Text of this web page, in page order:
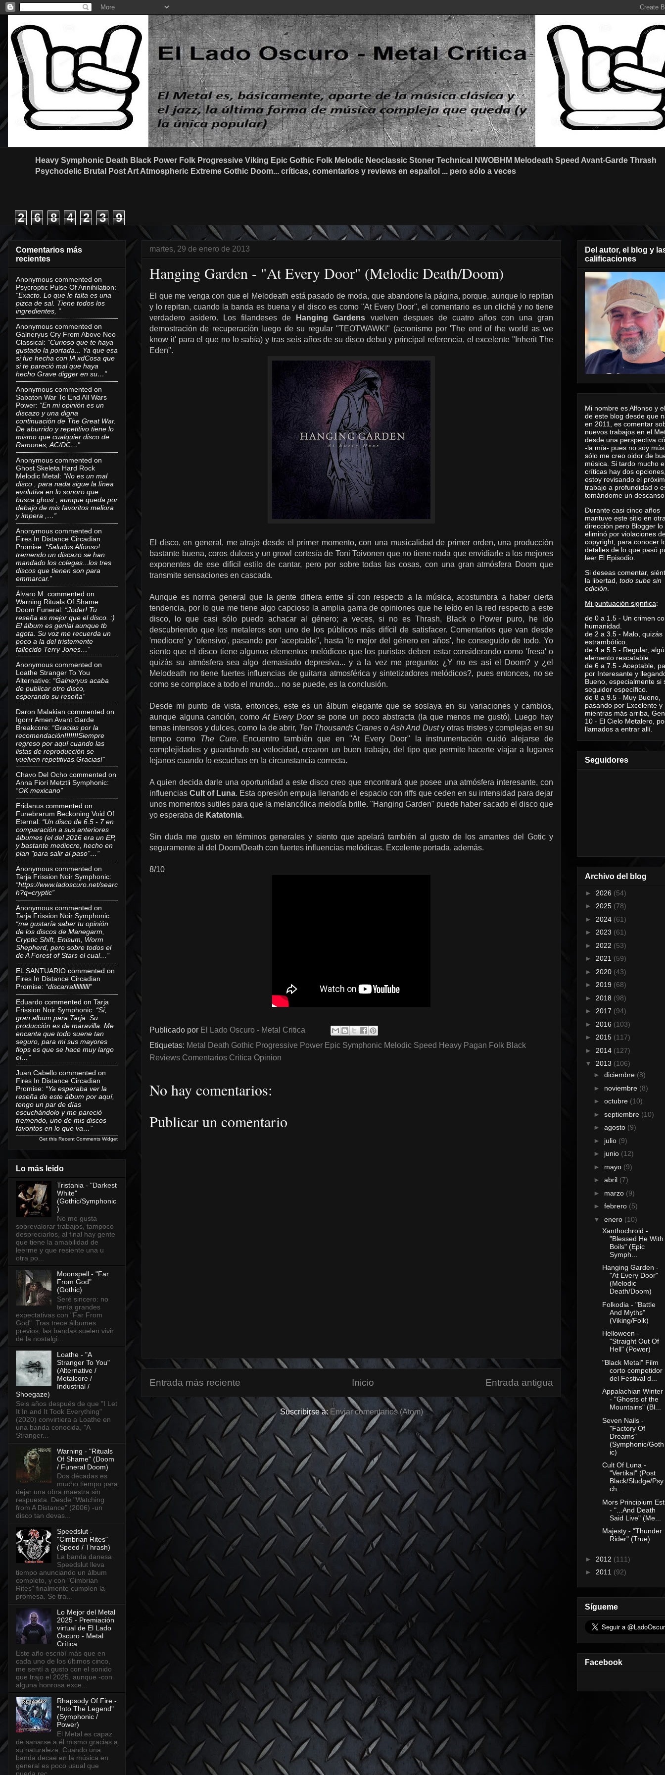
Heavy Symphonic Death Black Power Folk Progressive Viking Epic Gothic Folk Melodic Neoclassic Stoner Technical NWOBHM Melodeath Speed Avant-Garde Thrash
Psychodelic Brutal Post Art Atmospheric Extreme Gothic Doom... críticas, comentarios y reviews en español ... pero sólo a veces
2 6 8 4 2 3 9
martes, 29 de enero de 2013
Hanging Garden - "At Every Door" (Melodic Death/Doom)
El que me venga con que el Melodeath está pasado de moda, que abandone la página, porque, aunque lo repitan
y lo repitan, cuando la banda es buena y el disco es como "At Every Door", el comentario es un cliché y no tiene
verdadero asidero. Los filandeses de
Hanging Gardens vuelven despues de cuatro años con una gran
demostración de recuperación luego de su regular "TEOTWAWKI" (acronismo por 'The end of the world as we
know it' para el que no lo sabía) y tras seis años de su disco debut y principal referencia, el excelente "Inherit The
Eden".
El disco, en general, me atrajo desde el primer momento, con una musicalidad de primer orden, una producción
bastante buena, coros dulces y un growl cortesía de Toni Toivonen que no tiene nada que envidiarle a los mejores
exponentes de ese difícil estilo de cantar, pero por sobre todas las cosas, con una gran atmósfera Doom que
transmite sensaciones en cascada.
Aunque es norma general que la gente difiera entre sí con respecto a la música, acostumbra a haber cierta
tendencia, por lo que me tiene algo capcioso la amplia gama de opiniones que he leído en la red respecto a este
disco, lo que casi sólo puedo achacar al género; a veces, si no es Thrash, Black o Power puro, he ido
descubriendo que los metaleros son uno de los públicos más difícil de satisfacer. Comentarios que van desde
'mediocre' y 'ofensivo', pasando por 'aceptable", hasta 'lo mejor del género en años', he conseguido de todo. Yo
siento que el disco tiene algunos elementos melódicos que los puristas deben estar considerando como 'fresa' o
quizás su atmósfera sea algo demasiado depresiva... y a la vez me pregunto: ¿Y no es así el Doom? y ¿el
Melodeath no tiene fuertes influencias de guitarra atmosférica y sintetizadores melódicos?, pues entonces, no se
como se complace a todo el mundo... no se puede, es la conclusión.
Desde mi punto de vista, entonces, este es un álbum elegante que se soslaya en su variaciones y cambios,
aunque alguna canción, comoAt Every Doorse pone un poco abstracta (la que menos me gustó). Luego hay
temas intensos y dulces, como la de abrir, Ten Thousands Cranes oAsh And Dusty otras tristes y complejas en su
tempo como The Cure. Encuentro también que en "At Every Door" la instrumentación cuidó alejarse de
complejidades y guardando su velocidad, crearon un buen trabajo, del tipo que permite hacerte viajar a lugares
lejanos cuando lo escuchas en la circunstancia correcta.
A quien decida darle una oportunidad a este disco creo que encontrará que posee una atmósfera interesante, con
influenciasCult of Luna. Esta opresión empuja llenando el espacio con riffs que ceden en su intensidad para dejar
unos momentos sutiles para que la melancólica melodía brille. "Hanging Garden" puede haber sacado el disco que
yo esperaba de Katatonia.
Sin duda me gusto en términos generales y siento que apelará también al gusto de los amantes del Gotic y
seguramente al del Doom/Death con fuertes influencias melódicas. Excelente portada, además.
8/10
Publicado por El Lado Oscuro - Metal Critica
Etiquetas: Metal Death Gothic Progressive Power Epic Symphonic Melodic Speed Heavy Pagan Folk Black
Reviews Comentarios Critica Opinion
No hay comentarios:
Publicar un comentario
Entrada más reciente Entrada antigua
Inicio
Suscribirse a: Enviar comentarios (Atom)
Comentarios más
recientes
Anonymous commented on
Psycroptic Pulse Of Annihilation:
“Exacto. Lo que le falta es una
pizca de sal. Tiene todos los
ingredientes, ”
Anonymous commented on
Galneryus Cry From Above Neo
Classical: “Curioso que te haya
gustado la portada... Ya que esa
si fue hecha con IA xdCosa que
si te pareció mal que haya
hecho Grave digger en su…”
Anonymous commented on
Sabaton War To End All Wars
Power: “En mi opinión es un
discazo y una digna
continuación de The Great War.
De aburrido y repetitivo tiene lo
mismo que cualquier disco de
Ramones, AC/DC…”
Anonymous commented on
Ghost Skeleta Hard Rock
Melodic Metal: “No es un mal
disco , para nada sigue la línea
evolutiva en lo sonoro que
busca ghost , aunque queda por
debajo de mis favoritos meliora
y impera ,…”
Anonymous commented on
Fires In Distance Circadian
Promise: “Saludos Alfonso!
tremendo un discazo se han
mandado los colegas...los tres
discos que tienen son para
emmarcar.”
Álvaro M. commented on
Warning Rituals Of Shame
Doom Funeral: “Joder! Tu
reseña es mejor que el disco. :)
El álbum es genial aunque tb
agota. Su voz me recuerda un
poco a la del tristemente
fallecido Terry Jones…”
Anonymous commented on
Loathe Stranger To You
Alternative: “Galneryus acaba
de publicar otro disco,
esperando su reseña”
Daron Malakian commented on
Igorrr Amen Avant Garde
Breakcore: “Gracias por la
recomendación!!!!!!!Siempre
regreso por aquí cuando las
listas de reproducción se
vuelven repetitivas.Gracias!”
Chavo Del Ocho commented on
Anna Fiori Metztli Symphonic:
“OK mexicano”
Eridanus commented on
Funebrarum Beckoning Void Of
Eternal: “Un disco de 6.5 - 7 en
comparación a sus anteriores
álbumes (el del 2016 era un EP,
y bastante mediocre, hecho en
plan "para salir al paso"…”
Anonymous commented on
Tarja Frission Noir Symphonic:
“https://www.ladoscuro.net/searc
h?q=cryptic”
Anonymous commented on
Tarja Frission Noir Symphonic:
“me gustaría saber tu opinión
de los discos de Manegarm,
Cryptic Shift, Enisum, Worm
Shepherd, pero sobre todos el
de A Forest of Stars el cual…”
EL SANTUARIO commented on
Fires In Distance Circadian
Promise: “discarralllllllllll”
Eduardo commented on Tarja
Frission Noir Symphonic: “Sí,
gran album para Tarja. Su
producción es de maravilla. Me
encanta que todo suene tan
seguro, para mi sus mayores
flops es que se hace muy largo
el…”
Juan Cabello commented on
Fires In Distance Circadian
Promise: “Ya esperaba ver la
reseña de este álbum por aquí,
tengo un par de días
escuchándolo y me pareció
tremendo, uno de mis discos
favoritos en lo que va…”
Get this Recent Comments Widget
Lo más leido
Tristania - "Darkest
White"
(Gothic/Symphonic
)
No me gusta
sobrevalorar trabajos, tampoco
despreciarlos, al final hay gente
que tiene la amabilidad de
leerme y que resiente una u
otra po...
Moonspell - "Far
From God"
(Gothic)
Seré sincero: no
tenía grandes
expectativas con "Far From
God". Tras trece álbumes
previos, las bandas suelen vivir
de la nostalgi...
Loathe - "A
Stranger To You"
(Alternative /
Metalcore /
Industrial /
Shoegaze)
Seis años después de que "I Let
It In and It Took Everything"
(2020) convirtiera a Loathe en
una banda conocida, "A
Stranger...
Warning - "Rituals
Of Shame" (Doom
/ Funeral Doom)
Dos décadas es
mucho tiempo para
dejar una obra maestra sin
respuesta. Desde "Watching
from A Distance" (2006) -un
disco tan devas...
Speedslut -
"Cimbrian Rites"
(Speed / Thrash)
La banda danesa
Speedslut lleva
tiempo anunciando un álbum
completo, y con "Cimbrian
Rites" finalmente cumplen la
promesa. Se tra...
Lo Mejor del Metal
2025 - Premiación
virtual de El Lado
Oscuro - Metal
Crítica
Este año escribí más que en
cada uno de los últimos cinco,
me sentí a gusto con el sonido
que trajo el 2025, aunque -con
alguna honrosa exce...
Rhapsody Of Fire -
"Into The Legend"
(Symphonic /
Power)
El Metal es capaz
de sanarse a él mismo gracias a
su naturaleza. Cuando una
banda decae en la música en
general es poco usual que
pueda rec...
Del autor, el blog y
calificaciones
Mi nombre es Alfonso y
de este blog desde que
en 2011, es comentar
nuevos trabajos en el
desde una perspectiva
-la mía- pues no soy
sólo me creo oidor de
música. Si tardo mucho
críticas hay dos
estoy revisando el
trabajo a profundidad o
tomándome un
Durante casi cinco años
mantuve este sitio en
dirección pero Blogger lo
eliminó por violaciones
copyright, para conocer
detalles de lo que pasó
leer El Episodio
Si deseas comentar,
la libertad, todo sube sin
edición
Mi puntuación significa:
de 0 a 1.5 - Un crimen
humanidad.
de 2 a 3.5 - Malo, quizás
estrambótico.
de 4 a 5.5 - Regular,
elemento rescatable.
de 6 a 7.5 - Aceptable,
por Interesante y
Bueno, especialmente si
seguidor específico.
de 8 a 9.5 - Muy Bueno,
pasando por Excelente y
mientras más arriba,
10 - El Cielo Metalero,
llamados a entrar allí.
Seguidores
Archivo del blog
► 2026 (54)
► 2025 (78)
► 2024 (61)
► 2023 (61)
► 2022 (53)
► 2021 (59)
► 2020 (43)
► 2019 (68)
► 2018 (98)
► 2017 (94)
► 2016 (103)
► 2015 (117)
► 2014 (127)
▼ 2013 (106)
► diciembre (8)
► noviembre (8)
► octubre (10)
► septiembre (10)
► agosto (9)
► julio (9)
► junio (12)
► mayo (9)
► abril (7)
► marzo (9)
► febrero (5)
▼ enero (10)
Xanthochroid -
"Blessed He With
Boils" (Epic
Symph...
Hanging Garden -
"At Every Door"
(Melodic
Death/Doom)
Folkodia - "Battle
And Myths"
(Viking/Folk)
Helloween -
"Straight Out Of
Hell" (Power)
"Black Metal" Film
corto competidor
del Festival d...
Appalachian Winter
- "Ghosts of the
Mountains" (Bl...
Seven Nails -
"Factory Of
Dreams"
(Symphonic/Goth
ic)
Cult Of Luna -
"Vertikal" (Post
Black/Sludge/Psy
ch...
Mors Principium Est
- "...And Death
Said Live" (Me...
Majesty - "Thunder
Rider" (True)
► 2012 (111)
► 2011 (92)
Sígueme
Facebook